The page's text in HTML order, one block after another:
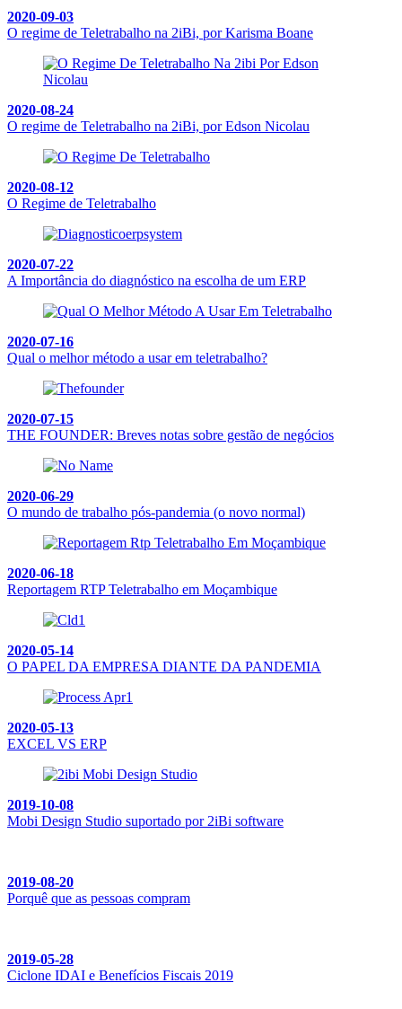
2020-09-03
O regime de Teletrabalho na 2iBi, por Karisma Boane
2020-08-24
O regime de Teletrabalho na 2iBi, por Edson Nicolau
2020-08-12
O Regime de Teletrabalho
2020-07-22
A Importância do diagnóstico na escolha de um ERP
2020-07-16
Qual o melhor método a usar em teletrabalho?
2020-07-15
THE FOUNDER: Breves notas sobre gestão de negócios
2020-06-29
O mundo de trabalho pós-pandemia (o novo normal)
2020-06-18
Reportagem RTP Teletrabalho em Moçambique
2020-05-14
O PAPEL DA EMPRESA DIANTE DA PANDEMIA
2020-05-13
EXCEL VS ERP
2019-10-08
Mobi Design Studio suportado por 2iBi software
2019-08-20
Porquê que as pessoas compram
2019-05-28
Ciclone IDAI e Benefícios Fiscais 2019